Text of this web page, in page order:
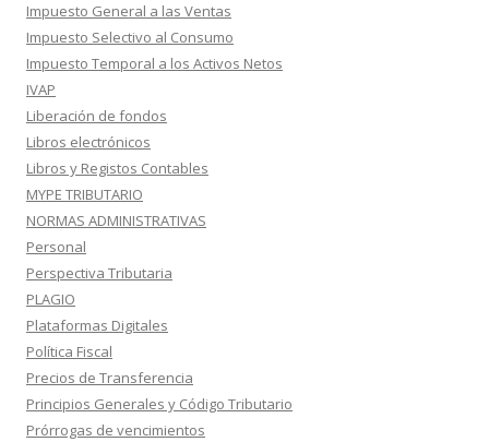
Impuesto General a las Ventas
Impuesto Selectivo al Consumo
Impuesto Temporal a los Activos Netos
IVAP
Liberación de fondos
Libros electrónicos
Libros y Registos Contables
MYPE TRIBUTARIO
NORMAS ADMINISTRATIVAS
Personal
Perspectiva Tributaria
PLAGIO
Plataformas Digitales
Política Fiscal
Precios de Transferencia
Principios Generales y Código Tributario
Prórrogas de vencimientos